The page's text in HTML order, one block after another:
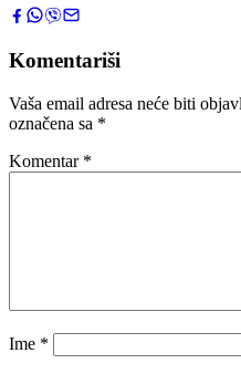
Komentariši
Vaša email adresa neće biti
označena sa *
Komentar *
Ime *